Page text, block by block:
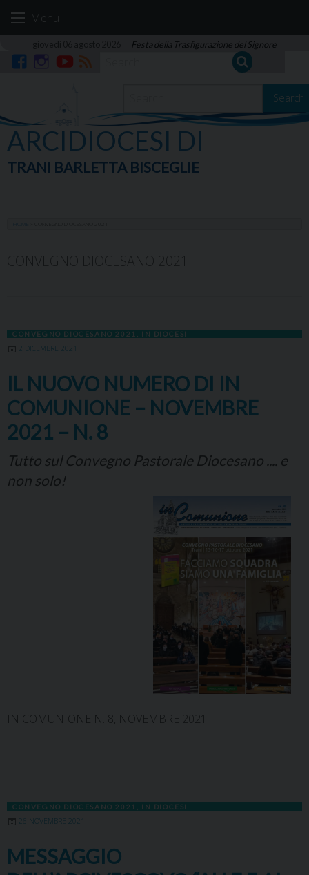
Menu
Festa della Trasfigurazione del Signore
Search
ARCIDIOCESI DI
TRANI BARLETTA BISCEGLIE
CONVEGNO DIOCESANO 2021 IN DIOCESI
2 DICEMBRE 2021
IL NUOVO NUMERO DI IN
COMUNIONE – NOVEMBRE
2021 – N. 8
Tutto sul Convegno Pastorale Diocesano .... e
non solo!
IN COMUNIONE N. 8, NOVEMBRE 2021
CONVEGNO DIOCESANO 2021 IN DIOCESI
26 NOVEMBRE 2021
MESSAGGIO